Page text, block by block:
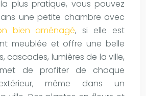
plus pratique, vous pouvez
une petite chambre avec
bien aménagé, si elle est
meublée et offre une belle
cascades, lumières de la ville,
de profiter de chaque
même dans un